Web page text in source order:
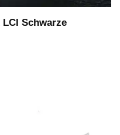
LCI Schwarze